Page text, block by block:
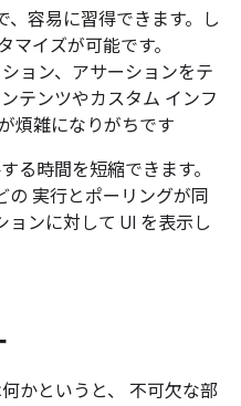
、容易に習得できます。し
マイズが可能です。
ョン、アサーションをテ
テンツやカスタム インフ
煩雑になりがちです
る時間を短縮できます。
の 実行とポーリングが同
ンに対して UI を表示し
かというと、 不可欠な部